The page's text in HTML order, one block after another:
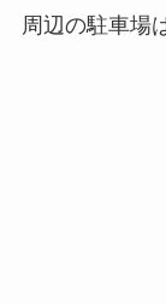
周辺の駐車場